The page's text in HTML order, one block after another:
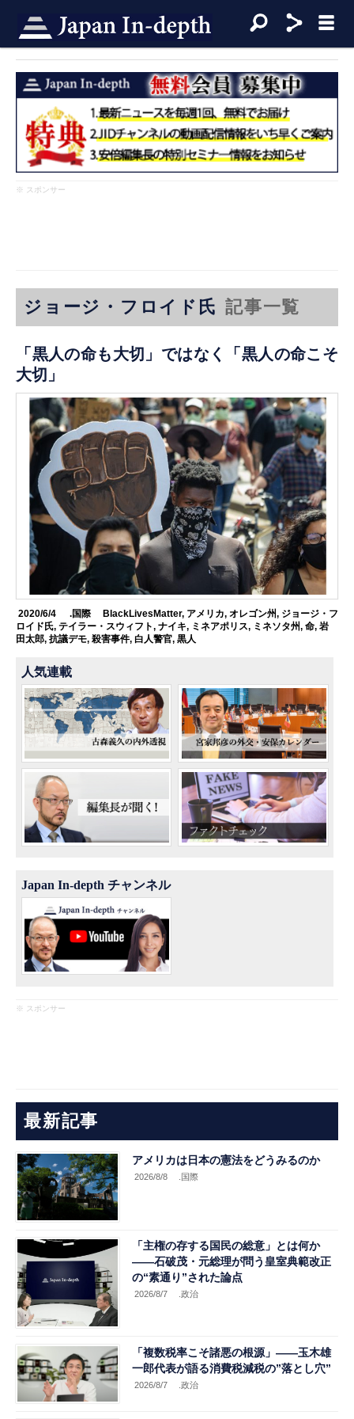
※ スポンサー
ジョージ・フロイド氏 記事一覧
「黒人の命も大切」ではなく「黒人の命こそ
大切」
2020/6/4 .国際 BlackLivesMatter, アメリカ, オレゴン州, ジョージ・フ
ロイド氏,テイラー・スウィフト,ナイキ, ミネアポリス, ミネソタ州,命,岩
田太郎,抗議デモ,殺害事件,白人警官,黒人
人気連載
Japan In-depth チャンネル
※ スポンサー
最新記事
アメリカは日本の憲法をどうみるのか
2026/8/8 .国際
「主権の存する国民の総意」とは何か
――石破茂・元総理が問う皇室典範改正
の“素通り”された論点
2026/8/7 .政治
「複数税率こそ諸悪の根源」――玉木雄
一郎代表が語る消費税減税の”落とし穴”
2026/8/7 .政治